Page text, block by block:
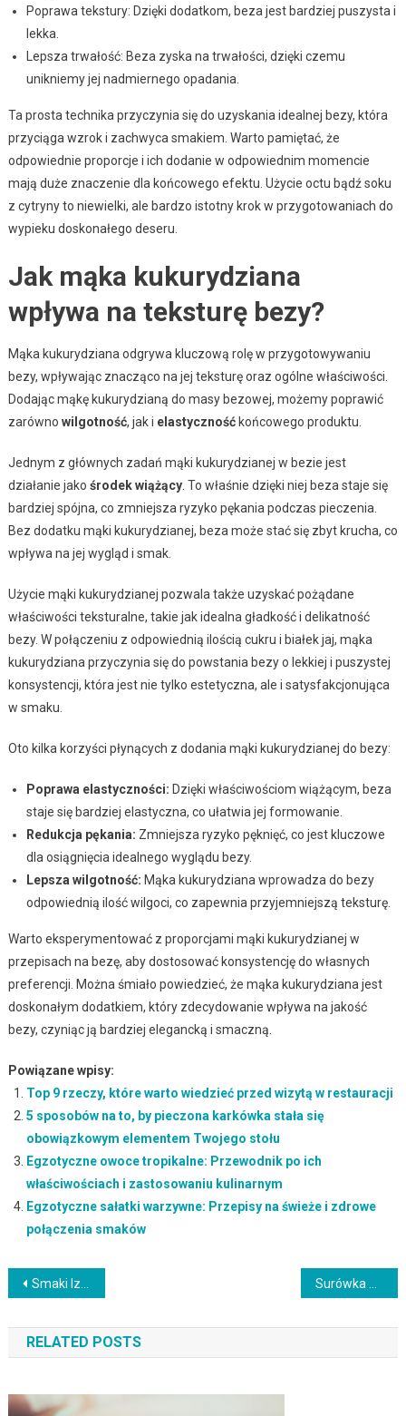
Poprawa tekstury: Dzięki dodatkom, beza jest bardziej puszysta i
lekka.
Lepsza trwałość: Beza zyska na trwałości, dzięki czemu
unikniemy jej nadmiernego opadania.
Ta prosta technika przyczynia się do uzyskania idealnej bezy, która
przyciąga wzrok i zachwyca smakiem. Warto pamiętać, że
odpowiednie proporcje i ich dodanie w odpowiednim momencie
mają duże znaczenie dla końcowego efektu. Użycie octu bądź soku
z cytryny to niewielki, ale bardzo istotny krok w przygotowaniach do
wypieku doskonałego deseru.
Jak mąka kukurydziana
wpływa na teksturę bezy?
Mąka kukurydziana odgrywa kluczową rolę w przygotowywaniu
bezy, wpływając znacząco na jej teksturę oraz ogólne właściwości.
Dodając mąkę kukurydzianą do masy bezowej, możemy poprawić
zarówno wilgotność, jak i elastycznośćkońcowego produktu.
Jednym z głównych zadań mąki kukurydzianej w bezie jest
działanie jako środek wiążący. To właśnie dzięki niej beza staje się
bardziej spójna, co zmniejsza ryzyko pękania podczas pieczenia.
Bez dodatku mąki kukurydzianej, beza może stać się zbyt krucha, co
wpływa na jej wygląd i smak.
Użycie mąki kukurydzianej pozwala także uzyskać pożądane
właściwości teksturalne, takie jak idealna gładkość i delikatność
bezy. W połączeniu z odpowiednią ilością cukru i białek jaj, mąka
kukurydziana przyczynia się do powstania bezy o lekkiej i puszystej
konsystencji, która jest nie tylko estetyczna, ale i satysfakcjonująca
w smaku.
Oto kilka korzyści płynących z dodania mąki kukurydzianej do bezy:
Poprawa elastyczności: Dzięki właściwościom wiążącym, beza
staje się bardziej elastyczna, co ułatwia jej formowanie.
Redukcja pękania: Zmniejsza ryzyko pęknięć, co jest kluczowe
dla osiągnięcia idealnego wyglądu bezy.
Lepsza wilgotność: Mąka kukurydziana wprowadza do bezy
odpowiednią ilość wilgoci, co zapewnia przyjemniejszą teksturę.
Warto eksperymentować z proporcjami mąki kukurydzianej w
przepisach na bezę, aby dostosować konsystencję do własnych
preferencji. Można śmiało powiedzieć, że mąka kukurydziana jest
doskonałym dodatkiem, który zdecydowanie wpływa na jakość
bezy, czyniąc ją bardziej elegancką i smaczną.
Powiązane wpisy:
Top 9 rzeczy, które warto wiedzieć przed wizytą w restauracji
5 sposobów na to, by pieczona karkówka stała się
obowiązkowym elementem Twojego stołu
Egzotyczne owoce tropikalne: Przewodnik po ich
właściwościach i zastosowaniu kulinarnym
Egzotyczne sałatki warzywne: Przepisy na świeże i zdrowe
połączenia smaków
Nawigacja
wpisu
Smaki Izraela: Falafel, shakshuka i aromatyczne przyprawy
RELATED POSTS